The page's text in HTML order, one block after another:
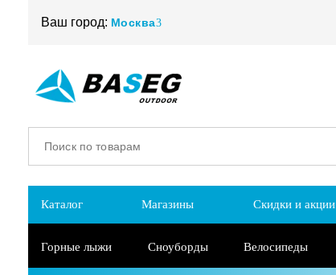
Ваш город: Москва
Каталог Магазины Скидки и акции
Горные лыжи Сноуборды Велосипеды